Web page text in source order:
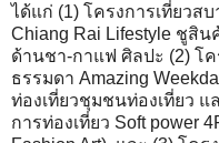
ได้แก่ (1) โครงการเที่ยวส
Chiang Rai Lifestyle ชูสิ
ด้านชา-กาแฟ ศิลปะ (2) โค
ธรรมดา Amazing
ท่องเที่ยวชุมชนท่องเที่ยว แ
การท่องเที่ยว Soft power